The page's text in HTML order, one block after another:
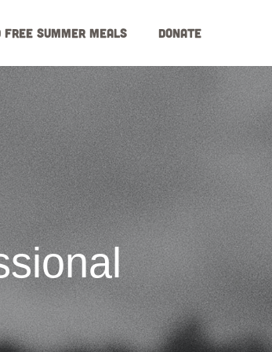
Free Summer Meals Donate